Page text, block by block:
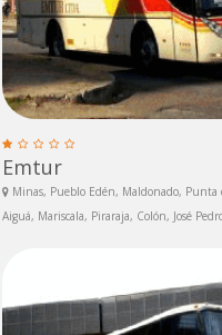
Emtur
Minas, Pueblo Edén, Maldonado, Punta
Aiguá, Mariscala, Piraraja, Colón, José